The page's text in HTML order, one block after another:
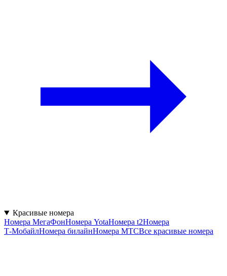
Красивые номера
Номера МегаФонНомера YotaНомера t2Номера
Т‑МобайлНомера билайнНомера МТСВсе красивые номера